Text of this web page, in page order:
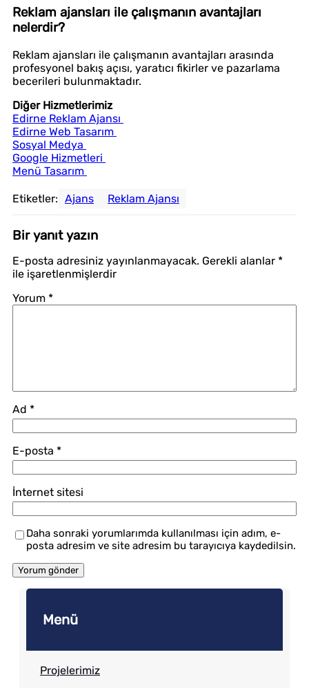
Reklam ajansları ile çalışmanın avantajları
nelerdir?
Reklam ajansları ile çalışmanın avantajları arasında
profesyonel bakış açısı, yaratıcı fikirler ve pazarlama
becerileri bulunmaktadır.
Diğer Hizmetlerimiz
Edirne Reklam Ajansı
Edirne Web Tasarım
Sosyal Medya
Google Hizmetleri
Menü Tasarım
Etiketler: Ajans Reklam Ajansı
Bir yanıt yazın
E-posta adresiniz yayınlanmayacak. Gerekli alanlar *
ile işaretlenmişlerdir
Yorum *
Ad *
E-posta *
İnternet sitesi
Daha sonraki yorumlarımda kullanılması için adım, e-
posta adresim ve site adresim bu tarayıcıya kaydedilsin.
Menü
Projelerimiz